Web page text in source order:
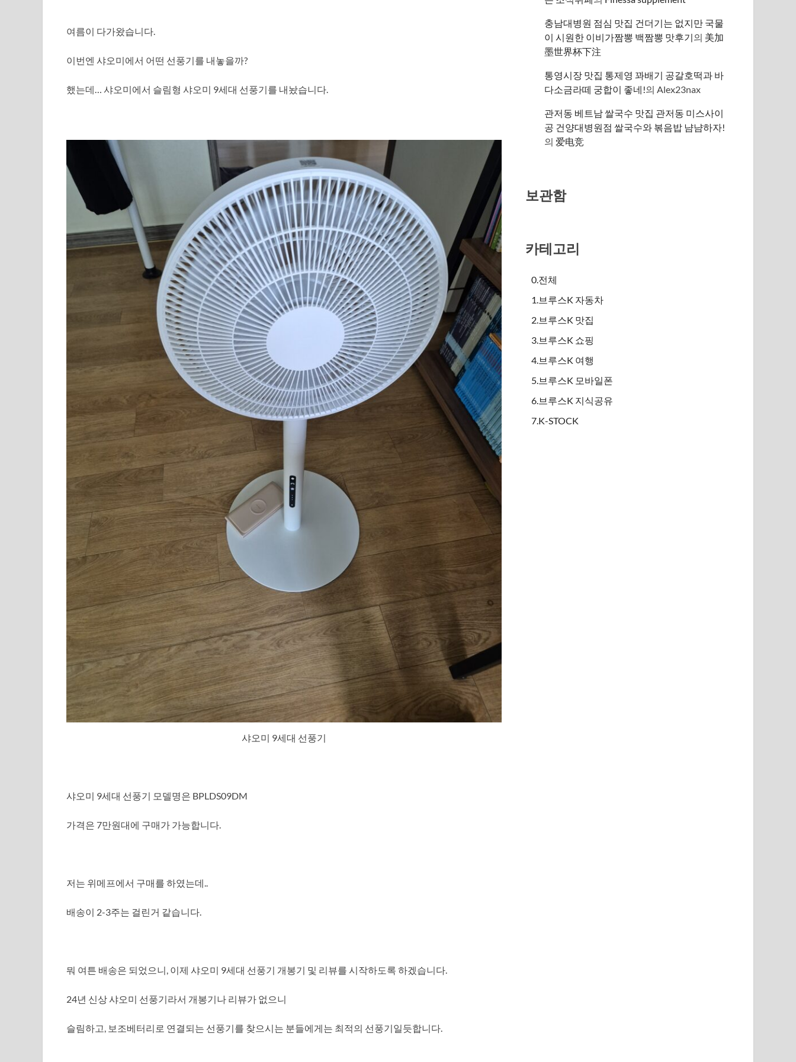
여름이 다가왔습니다.
이번엔 샤오미에서 어떤 선풍기를 내놓을까?
했는데… 샤오미에서 슬림형 샤오미 9세대 선풍기를 내놨습니다.
샤오미 9세대 선풍기
샤오미 9세대 선풍기 모델명은 BPLDS09DM
가격은 7만원대에 구매가 가능합니다.
저는 위메프에서 구매를 하였는데..
배송이 2-3주는 걸린거 같습니다.
뭐 여튼 배송은 되었으니, 이제 샤오미 9세대 선풍기 개봉기 및 리뷰를 시작하도록 하겠습니다.
24년 신상 샤오미 선풍기라서 개봉기나 리뷰가 없으니
슬림하고, 보조베터리로 연결되는 선풍기를 찾으시는 분들에게는 최적의 선풍기일듯합니다.
충남대병원 점심 맛집 건더기는 없지만 국물
이 시원한 이비가짬뽕 백짬뽕 맛후기의 美加
墨世界杯下注
통영시장 맛집 통제영 꽈배기 공갈호떡과 바
다소금라떼 궁합이 좋네!의Alex23nax
관저동 베트남 쌀국수 맛집 관저동 미스사이
공 건양대병원점 쌀국수와 볶음밥 냠냠하자!
의 爱电竞
보관함
카테고리
0.전체
1.브루스K 자동차
2.브루스K 맛집
3.브루스K 쇼핑
4.브루스K 여행
5.브루스K 모바일폰
6.브루스K 지식공유
7.K-STOCK